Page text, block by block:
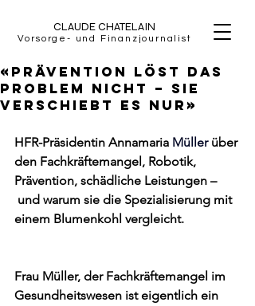
CLAUDE CHATELAIN
Vorsorge- und Finanzjournalist
«Prävention löst das
Problem nicht – sie
verschiebt es nur»
HFR-Präsidentin Annamaria Müller über
den Fachkräftemangel, Robotik,
Prävention, schädliche Leistungen –
und warum sie die Spezialisierung mit
einem Blumenkohl vergleicht.
Frau Müller, der Fachkräftemangel im
Gesundheitswesen ist eigentlich ein